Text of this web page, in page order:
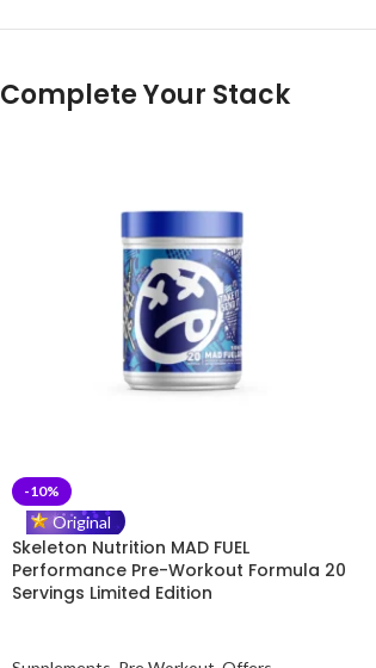
-10%
Original
Skeleton Nutrition MAD FUEL
Performance Pre-Workout Formula 20
Servings Limited Edition
Online
Hello! 👋 How can I help you